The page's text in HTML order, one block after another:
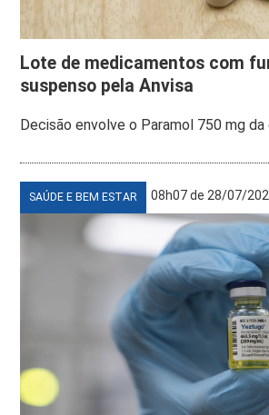
Lote de medicamentos com
suspenso pela Anvisa
Decisão envolve o Paramol 750 mg
SAÚDE E BEM ESTAR 08h07 de 28/07/